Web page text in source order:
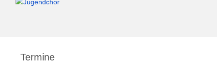
Termine